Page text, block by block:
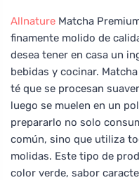
Allnature Matcha
finamente molido de
desea tener en casa un
bebidas y cocinar.
té que se procesan
luego se muelen en un
prepararlo no solo
común, sino que utiliza
molidas. Este tipo de
color verde, sabor